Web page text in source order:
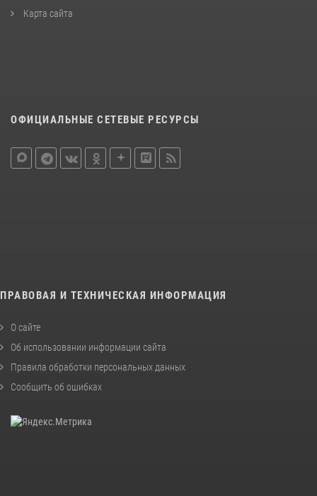
Карта сайта
ОФИЦИАЛЬНЫЕ СЕТЕВЫЕ РЕСУРСЫ
ПРАВОВАЯ И ТЕХНИЧЕСКАЯ ИНФОРМАЦИЯ
О сайте
Об использовании информации сайта
Правила обработки персональных данных
Сообщить об ошибках